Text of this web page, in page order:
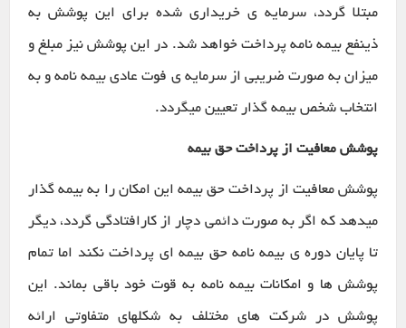
مبتلا گردد، سرمایه ی خریداری شده برای این پوشش به
ذینفع بیمه نامه پرداخت خواهد شد. در این پوشش نیز مبلغ و
میزان به صورت ضریبی از سرمایه ی فوت عادی بیمه نامه و به
انتخاب شخص بیمه گذار تعیین میگردد.
پوشش معافیت از پرداخت حق بیمه
پوشش معافیت از پرداخت حق بیمه این امکان را به بیمه گذار
میدهد که اگر به صورت دائمی دچار از کارافتادگی گردد، دیگر
تا پایان دوره ی بیمه نامه حق بیمه ای پرداخت نکند اما تمام
پوشش ها و امکانات بیمه نامه به قوت خود باقی بماند. این
پوشش در شرکت های مختلف به شکلهای متفاوتی ارائه